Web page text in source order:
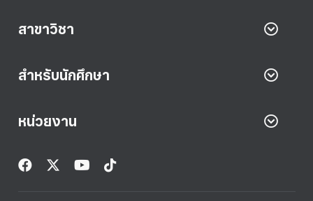
สาขาวิชา
สำหรับนักศึกษา
หน่วยงาน